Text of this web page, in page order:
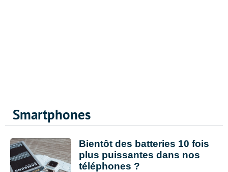
Smartphones
Bientôt des batteries 10 fois
plus puissantes dans nos
téléphones ?